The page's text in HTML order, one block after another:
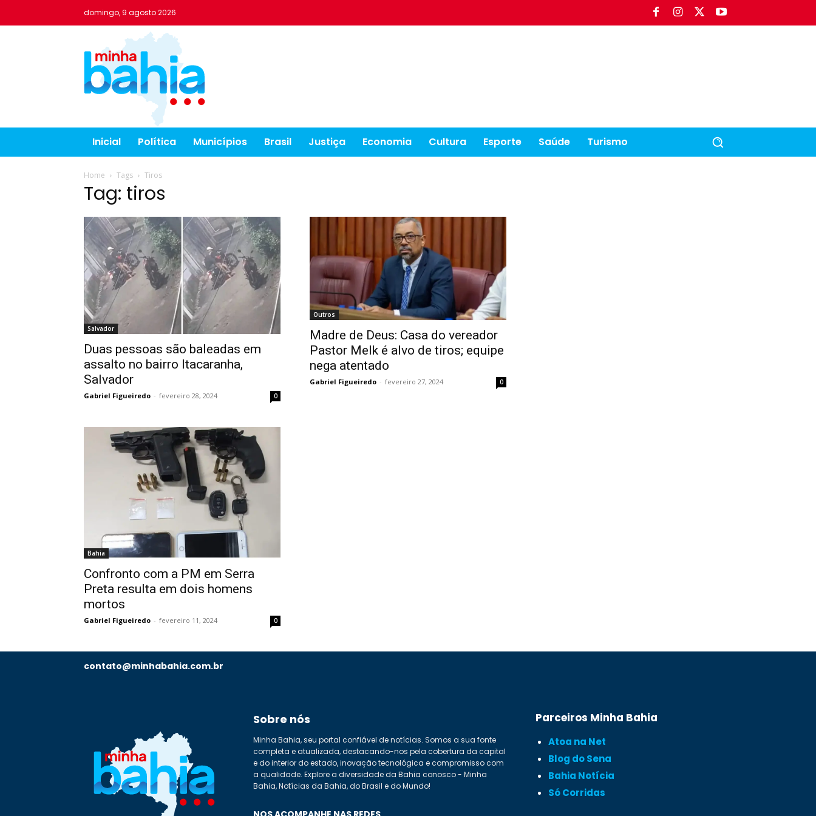
domingo, 9 agosto 2026
Inicial Política Municípios Brasil Justiça Economia Cultura Esporte Saúde Turismo
Home Tags Tiros
Tag: tiros
Salvador
Duas pessoas são baleadas em
assalto no bairro Itacaranha,
Salvador
Gabriel Figueiredo - fevereiro 28, 2024 0
Outros
Madre de Deus: Casa do vereador
Pastor Melk é alvo de tiros; equipe
nega atentado
Gabriel Figueiredo - fevereiro 27, 2024 0
Bahia
Confronto com a PM em Serra
Preta resulta em dois homens
mortos
Gabriel Figueiredo - fevereiro 11, 2024 0
contato@minhabahia.com.br
Sobre nós
Minha Bahia, seu portal confiável de notícias. Somos a sua fonte
completa e atualizada, destacando-nos pela cobertura da capital
e do interior do estado, inovação tecnológica e compromisso com
a qualidade. Explore a diversidade da Bahia conosco - Minha
Bahia, Notícias da Bahia, do Brasil e do Mundo!
Parceiros Minha Bahia
Atoa na Net
Blog do Sena
Bahia Notícia
Só Corridas